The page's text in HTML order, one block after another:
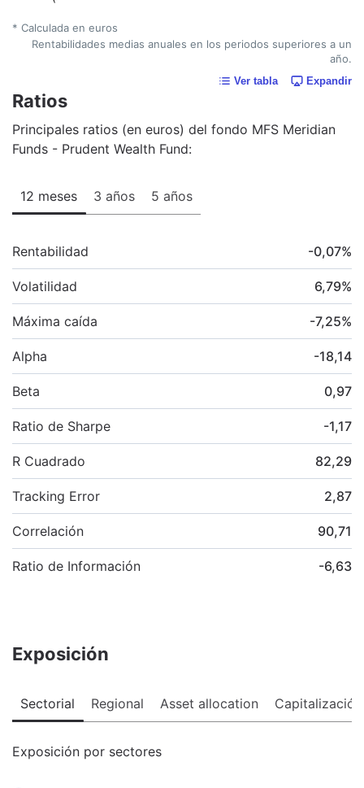
* Calculada en euros
Rentabilidades medias anuales en los periodos superiores a un
año.
Ver tabla Expandir
Ratios
Principales ratios (en euros) del fondo MFS Meridian
Funds - Prudent Wealth Fund:
12 meses 3 años 5 años
Rentabilidad -0,07%
Volatilidad 6,79%
Máxima caída -7,25%
Alpha -18,14
Beta 0,97
Ratio de Sharpe -1,17
R Cuadrado 82,29
Tracking Error 2,87
Correlación 90,71
Ratio de Información -6,63
Exposición
Sectorial Regional Asset allocation Capitalización
Exposición por sectores